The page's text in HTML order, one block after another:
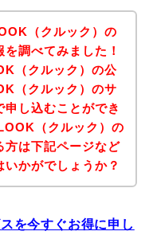
（クルック）の
調べてみました！
（クルック）の公
（クルック）のサ
し込むことができ
（クルック）の
方は下記ページなど
かがでしょうか？
を今すぐお得に申し